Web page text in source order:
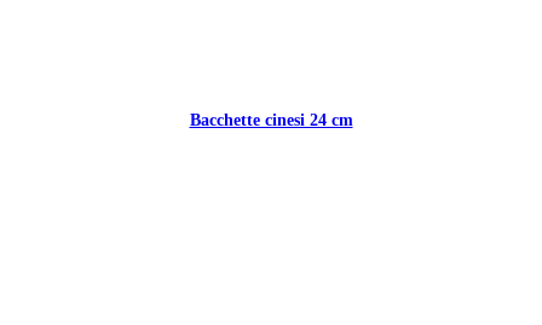
Bacchette cinesi 24 cm